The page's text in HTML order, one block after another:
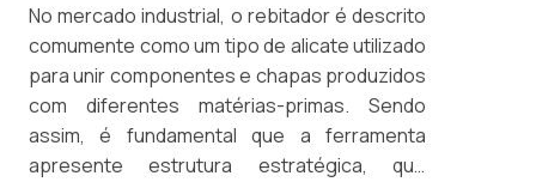
No mercado industrial, o rebitador é descrito
comumente como um tipo de alicate utilizado
para unir componentes e chapas produzidos
com diferentes matérias-primas. Sendo
assim, é fundamental que a ferramenta
apresente estrutura estratégica, que